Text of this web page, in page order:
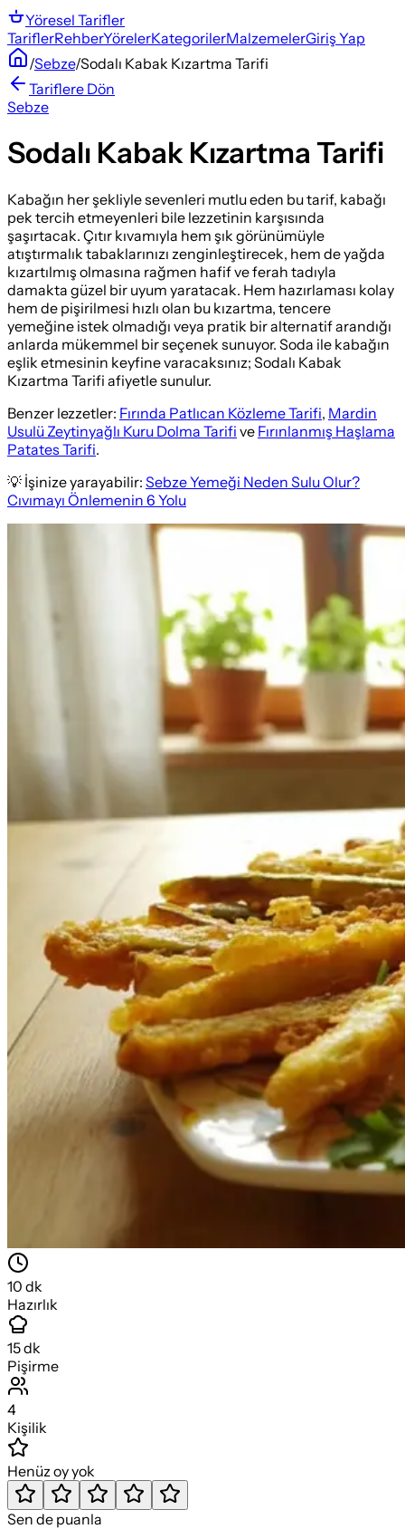
Yöresel Tarifler
TariflerRehberYörelerKategorilerMalzemelerGiriş Yap
/Sebze/Sodalı Kabak Kızartma Tarifi
Tariflere Dön
Sebze
Sodalı Kabak Kızartma Tarifi
Kabağın her şekliyle sevenleri mutlu eden bu tarif, kabağı
pek tercih etmeyenleri bile lezzetinin karşısında
şaşırtacak. Çıtır kıvamıyla hem şık görünümüyle
atıştırmalık tabaklarınızı zenginleştirecek, hem de yağda
kızartılmış olmasına rağmen hafif ve ferah tadıyla
damakta güzel bir uyum yaratacak. Hem hazırlaması kolay
hem de pişirilmesi hızlı olan bu kızartma, tencere
yemeğine istek olmadığı veya pratik bir alternatif arandığı
anlarda mükemmel bir seçenek sunuyor. Soda ile kabağın
eşlik etmesinin keyfine varacaksınız; Sodalı Kabak
Kızartma Tarifi afiyetle sunulur.
Benzer lezzetler: Fırında Patlıcan Közleme Tarifi, Mardin
Usulü Zeytinyağlı Kuru Dolma Tarifi ve Fırınlanmış Haşlama
Patates Tarifi.
💡 İşinize yarayabilir: Sebze Yemeği Neden Sulu Olur?
Cıvımayı Önlemenin 6 Yolu
10 dk
Hazırlık
15dk
Pişirme
4
Kişilik
Henüz oy yok
Sen de puanla